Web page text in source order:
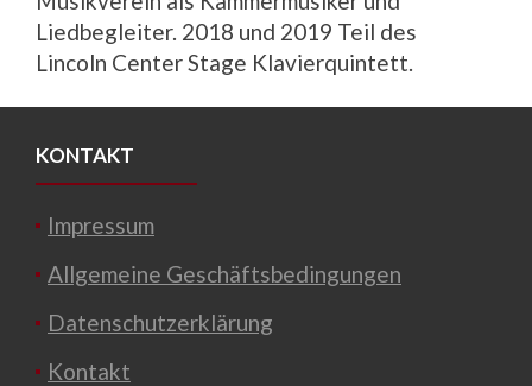
Liedbegleiter. 2018 und 2019 Teil des
Lincoln Center Stage Klavierquintett.
KONTAKT
Impressum
Allgemeine Geschäftsbedingungen
Datenschutzerklärung
Kontakt